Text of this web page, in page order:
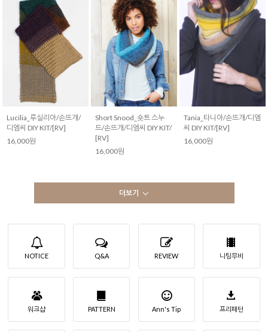
Lucilia_루실리아/손뜨개/
디엠씨 DIY KIT/[RV]
16,000원
Short Snood_숏트 스누
드/손뜨개/디엠씨 DIY KIT/
[RV]
16,000원
Tania_타니아/손뜨개/디엠
씨 DIY KIT/[RV]
16,000원
더보기
NOTICE Q&A REVIEW 니팅무비
워크샵 PATTERN Ann's Tip 프리패턴